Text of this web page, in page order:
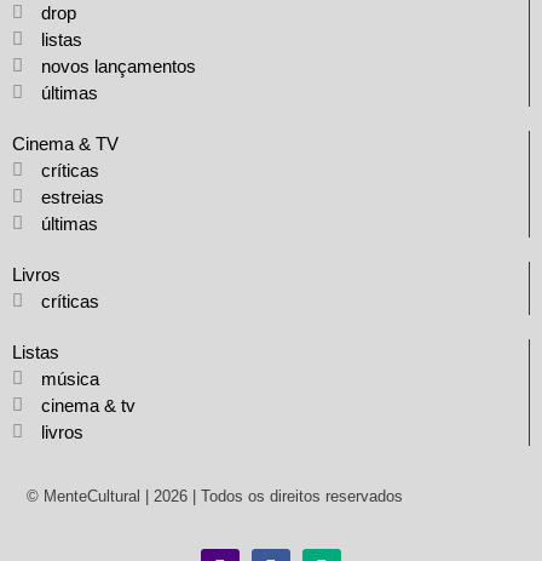
drop
listas
novos lançamentos
últimas
Cinema & TV
críticas
estreias
últimas
Livros
críticas
Listas
música
cinema & tv
livros
© MenteCultural | 2026 | Todos os direitos reservados